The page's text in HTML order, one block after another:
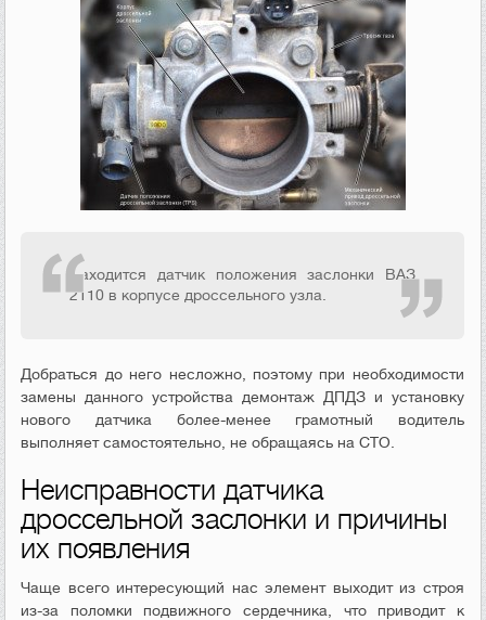
Находится датчик положения заслонки ВАЗ
2110 в корпусе дроссельного узла.
Добраться до него несложно, поэтому при необходимости
замены данного устройства демонтаж ДПДЗ и установку
нового датчика более-менее грамотный водитель
выполняет самостоятельно, не обращаясь на СТО.
Неисправности датчика
дроссельной заслонки и причины
их появления
Чаще всего интересующий нас элемент выходит из строя
из-за поломки подвижного сердечника, что приводит к